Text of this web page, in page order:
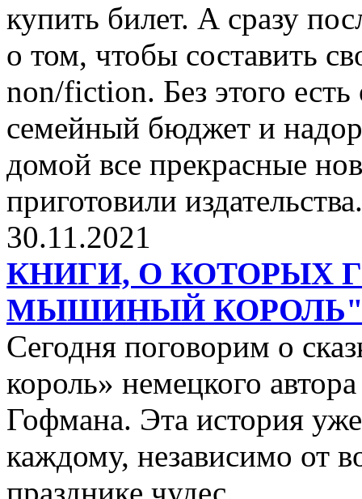
купить билет. А сразу
о том, чтобы составить
non/fiction. Без этого есть
семейный бюджет и
домой все прекрасные
приготовили издательства.
30.11.2021
КНИГИ, О КОТОРЫХ
МЫШИНЫЙ
Сегодня поговорим о
король» немецкого
Гофмана. Эта история
каждому, независимо от